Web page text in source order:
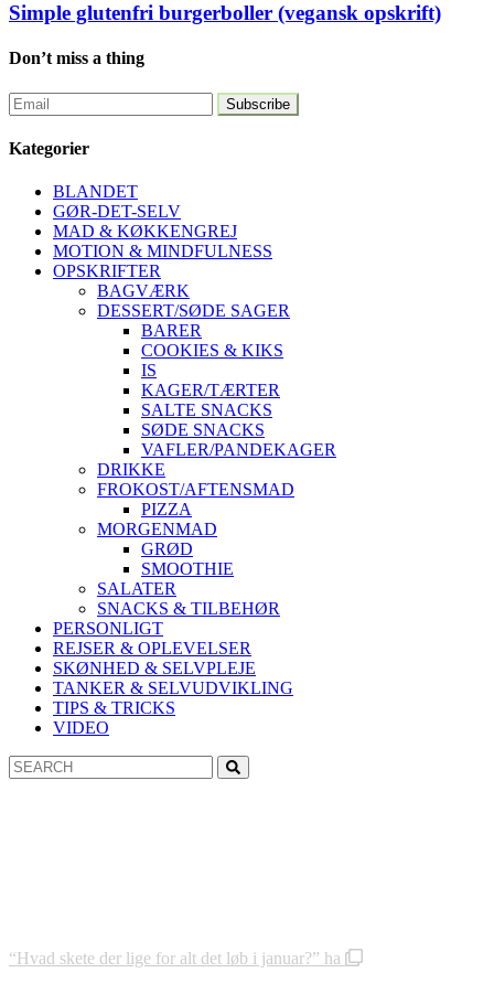
Simple glutenfri burgerboller (vegansk opskrift)
Don’t miss a thing
Kategorier
BLANDET
GØR-DET-SELV
MAD & KØKKENGREJ
MOTION & MINDFULNESS
OPSKRIFTER
BAGVÆRK
DESSERT/SØDE SAGER
BARER
COOKIES & KIKS
IS
KAGER/TÆRTER
SALTE SNACKS
SØDE SNACKS
VAFLER/PANDEKAGER
DRIKKE
FROKOST/AFTENSMAD
PIZZA
MORGENMAD
GRØD
SMOOTHIE
SALATER
SNACKS & TILBEHØR
PERSONLIGT
REJSER & OPLEVELSER
SKØNHED & SELVPLEJE
TANKER & SELVUDVIKLING
TIPS & TRICKS
VIDEO
Search
for:
“Hvad skete der lige for alt det løb i januar?” ha